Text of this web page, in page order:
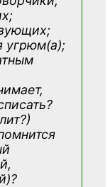
угрюм(а);